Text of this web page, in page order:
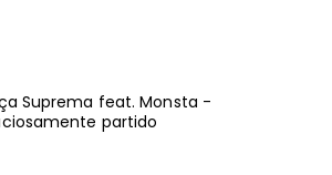
Suprema feat. Monsta -
partido